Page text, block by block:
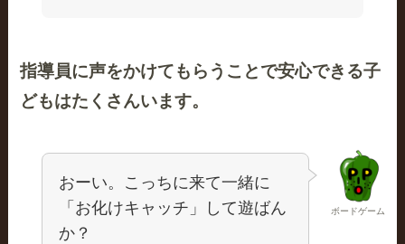
指導員に声をかけてもらうことで安心できる子
どもはたくさんいます。
ボードゲーム
おーい。こっちに来て一緒に
「お化けキャッチ」して遊ばん
か？